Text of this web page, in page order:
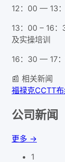
12：00 — 13：
13：00 – 16
及实操培训
16：30 — 17：
📰 相关新闻
福禄克CCTT
公司新闻
更多 →
1